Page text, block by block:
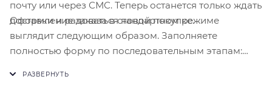
почту или через СМС. Теперь останется только ждать
доставки и радоваться новой покупке.
Оформление заказа в стандартном режиме
выглядит следующим образом. Заполняете
полностью форму по последовательным этапам: